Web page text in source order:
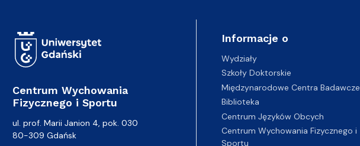
Centrum Wychowania
Fizycznego i Sportu
ul. prof. Marii Janion 4, pok. 030
80-309 Gdańsk
Informacje o
Wydziały
Szkoły Doktorskie
Międzynarodowe Centra Badawcze
Biblioteka
Centrum Języków Obcych
Centrum Wychowania Fizycznego i
Sportu